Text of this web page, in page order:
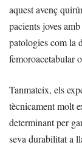
aquest avenç
pacients joves
patologies com la
femoroacetabular
Tanmateix, els
tècnicament molt
determinant per
seva durabilitat a